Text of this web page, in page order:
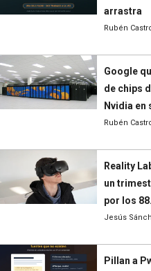
arrastra
Rubén
Google
de chips
Nvidia en
Rubén
Reality
un
por los
Jesús
Pillan a